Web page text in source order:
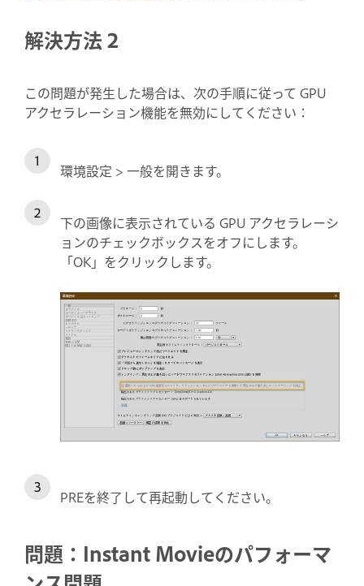
解決方法 2
この問題が発生した場合は、次の手順に従って GPU
アクセラレーション機能を無効にしてください：
環境設定 > 一般を開きます。
下の画像に表示されている GPU アクセラレーシ
ョンのチェックボックスをオフにします。
「OK」をクリックします。
PREを終了して再起動してください。
問題：Instant Movieのパフォーマ